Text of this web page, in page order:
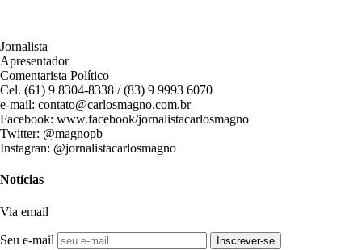
Jornalista
Apresentador
Comentarista Político
Cel. (61) 9 8304-8338 / (83) 9 9993 6070
e-mail: contato@carlosmagno.com.br
Facebook: www.facebook/jornalistacarlosmagno
Twitter: @magnopb
Instagran: @jornalistacarlosmagno
Notícias
Via email
Seu e-mail Inscrever-se